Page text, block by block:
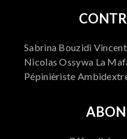
Sabrina Bouzidi
Nicolas Ossywa La
Pépinièriste